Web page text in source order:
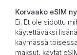
Korvaako eSIM
Ei. Et ole sidottu
käytettäväksi
käymässä
maksut, käytät